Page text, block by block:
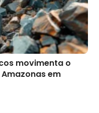
movimenta o
em